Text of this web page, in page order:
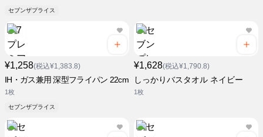
セブンザプライス
¥1,258(税込¥1,383.8)
IH・ガス兼用 深型フライパン 22cm
1枚
セブンザプライス
¥1,628(税込¥1,790.8)
しっかりバスタオル ネイビー
1枚